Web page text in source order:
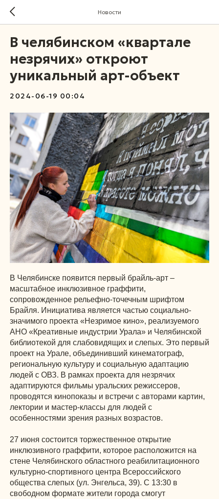
Новости
В челябинском «квартале
незрячих» откроют
уникальный арт-объект
2024-06-19 00:04
В Челябинске появится первый брайль-арт –
масштабное инклюзивное граффити,
сопровожденное рельефно-точечным шрифтом
Брайля. Инициатива является частью социально-
значимого проекта «Незримое кино», реализуемого
АНО «Креативные индустрии Урала» и Челябинской
библиотекой для слабовидящих и слепых. Это первый
проект на Урале, объединивший кинематограф,
региональную культуру и социальную адаптацию
людей с ОВЗ. В рамках проекта для незрячих
адаптируются фильмы уральских режиссеров,
проводятся кинопоказы и встречи с авторами картин,
лектории и мастер-классы для людей с
особенностями зрения разных возрастов.
27 июня состоится торжественное открытие
инклюзивного граффити, которое расположится на
стене Челябинского областного реабилитационного
культурно-спортивного центра Всероссийского
общества слепых (ул. Энгельса, 39). С 13:30 в
свободном формате жители города смогут